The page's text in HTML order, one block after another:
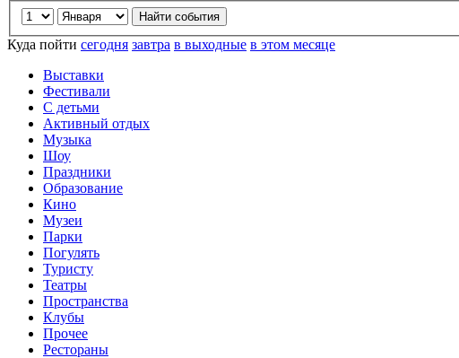
Куда пойти сегодня завтра в выходные в этом месяце
Выставки
Фестивали
С детьми
Активный отдых
Музыка
Шоу
Праздники
Образование
Кино
Музеи
Парки
Погулять
Туристу
Театры
Пространства
Клубы
Прочее
Рестораны